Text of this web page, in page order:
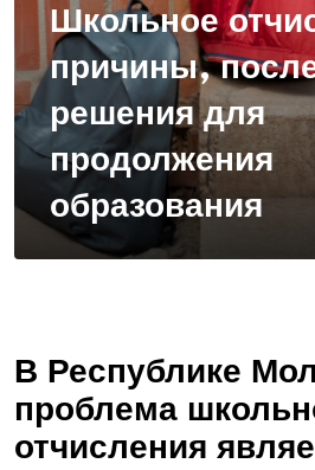
Школьное
причины,
решения для
продолжения
образования
В Республике
проблема
отчисления